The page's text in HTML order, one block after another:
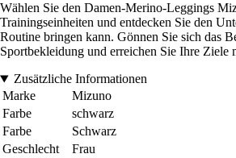
Wählen Sie den Damen-Merino-Leggings
Trainingseinheiten und entdecken Sie den
Routine bringen kann. Gönnen Sie sich das
Sportbekleidung und erreichen Sie Ihre Ziele
Zusätzliche Informationen
Marke
Mizuno
Farbe
schwarz
Farbe
Schwarz
Geschlecht
Frau